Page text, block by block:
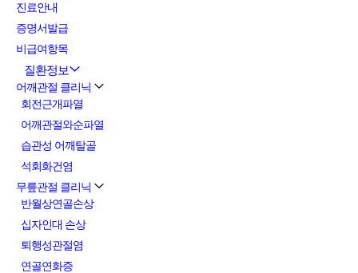
진료안내
증명서발급
비급여항목
질환정보
어깨관절 클리닉
회전근개파열
어깨관절와순파열
습관성 어깨탈골
석회화건염
무릎관절 클리닉
반월상연골손상
십자인대 손상
퇴행성관절염
연골연화증